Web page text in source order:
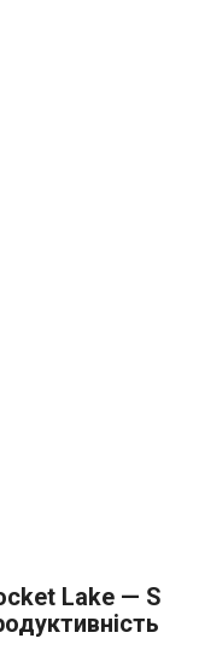
Lake — S